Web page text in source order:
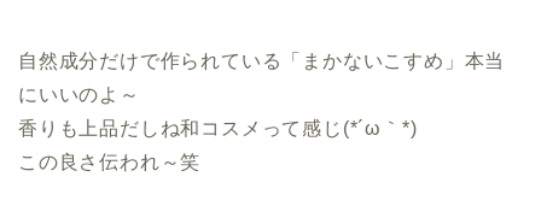
自然成分だけで作られている「まかないこすめ」本当
にいいのよ～
香りも上品だしね和コスメって感じ(*´ω｀*)
この良さ伝われ～笑